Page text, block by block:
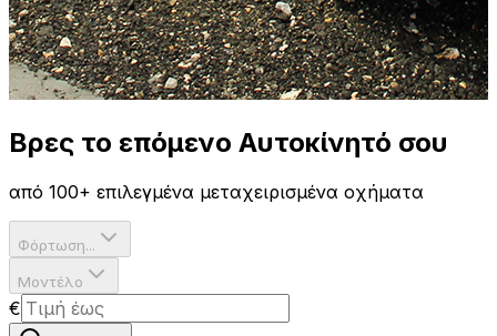
Βρες το επόμενο Αυτοκίνητό σου
από 100+ επιλεγμένα μεταχειρισμένα οχήματα
Φόρτωση...
Μοντέλο
€